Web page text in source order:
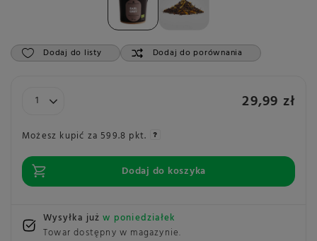
Dodaj do listy Dodaj do porównania
29,99 zł
Możesz kupić za 599.8 pkt.
Dodaj do koszyka
Wysyłka jużw poniedziałek
Towar dostępny w magazynie